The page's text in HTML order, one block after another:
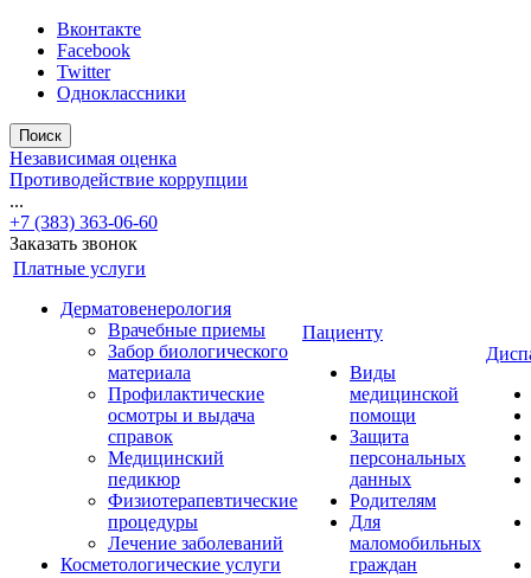
Вконтакте
Facebook
Twitter
Одноклассники
Поиск
Независимая оценка
Противодействие коррупции
...
+7 (383) 363-06-60
Заказать звонок
Платные услуги
Дерматовенерология
Врачебные приемы
Забор биологического
материала
Профилактические
осмотры и выдача
справок
Медицинский
педикюр
Физиотерапевтические
процедуры
Лечение заболеваний
Косметологические услуги
Пациенту
Виды
медицинской
помощи
Защита
персональных
данных
Родителям
Для
маломобильных
граждан